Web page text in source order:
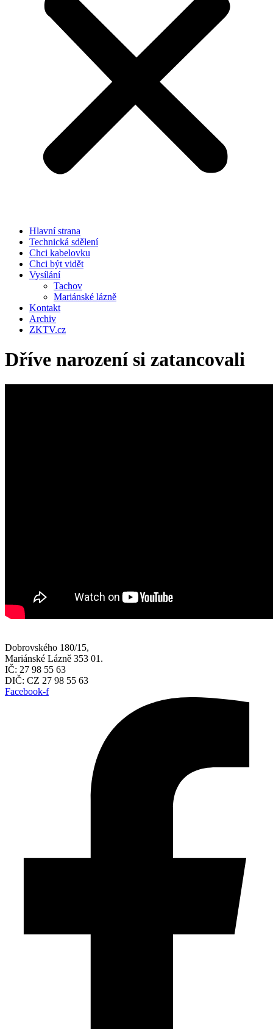
Hlavní strana
Technická sdělení
Chci kabelovku
Chci být vidět
Vysílání
Tachov
Mariánské lázně
Kontakt
Archiv
ZKTV.cz
Dříve narození si zatancovali
Dobrovského 180/15,
Mariánské Lázně 353 01.
IČ: 27 98 55 63
DIČ: CZ 27 98 55 63
Facebook-f